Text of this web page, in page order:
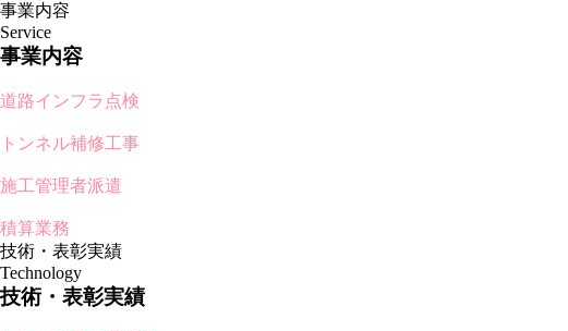
事業内容
Service
事業内容
道路インフラ点検
トンネル補修工事
施工管理者派遣
積算業務
技術・表彰実績
Technology
技術・表彰実績